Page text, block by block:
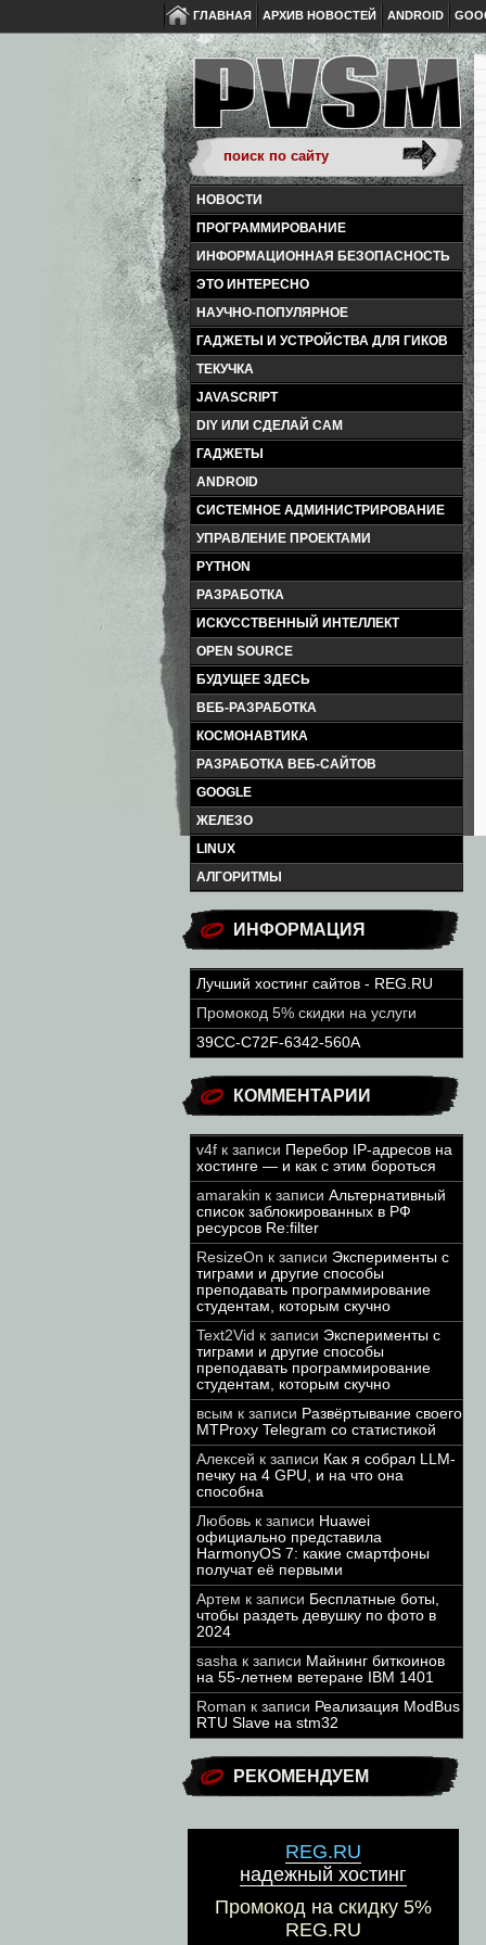
ГЛАВНАЯ АРХИВ НОВОСТЕЙ ANDROID
НОВОСТИ
ПРОГРАММИРОВАНИЕ
ИНФОРМАЦИОННАЯ БЕЗОПАСНОСТЬ
ЭТО ИНТЕРЕСНО
НАУЧНО-ПОПУЛЯРНОЕ
ГАДЖЕТЫ И УСТРОЙСТВА ДЛЯ ГИКОВ
ТЕКУЧКА
JAVASCRIPT
DIY ИЛИ СДЕЛАЙ САМ
ГАДЖЕТЫ
ANDROID
СИСТЕМНОЕ АДМИНИСТРИРОВАНИЕ
УПРАВЛЕНИЕ ПРОЕКТАМИ
PYTHON
РАЗРАБОТКА
ИСКУССТВЕННЫЙ ИНТЕЛЛЕКТ
OPEN SOURCE
БУДУЩЕЕ ЗДЕСЬ
ВЕБ-РАЗРАБОТКА
КОСМОНАВТИКА
РАЗРАБОТКА ВЕБ-САЙТОВ
GOOGLE
ЖЕЛЕЗО
LINUX
АЛГОРИТМЫ
ИНФОРМАЦИЯ
Лучший хостинг сайтов - REG.RU
Промокод 5% скидки на услуги
39CC-C72F-6342-560A
КОММЕНТАРИИ
v4f к записи Перебор IP-адресов на
хостинге — и как с этим бороться
amarakin к записи Альтернативный
список заблокированных в РФ
ресурсов Re:filter
ResizeOn к записи Эксперименты с
тиграми и другие способы
преподавать программирование
студентам, которым скучно
Text2Vid к записи Эксперименты с
тиграми и другие способы
преподавать программирование
студентам, которым скучно
всым к записи Развёртывание своего
MTProxy Telegram со статистикой
Алексей к записи Как я собрал LLM-
печку на 4 GPU, и на что она
способна
Любовь к записи Huawei
официально представила
HarmonyOS 7: какие смартфоны
получат её первыми
Артем к записи Бесплатные боты,
чтобы раздеть девушку по фото в
2024
sasha к записи Майнинг биткоинов
на 55-летнем ветеране IBM 1401
Roman к записи Реализация ModBus
RTU Slave на stm32
РЕКОМЕНДУЕМ
REG.RU
надежный хостинг
Промокод на скидку 5%
REG.RU